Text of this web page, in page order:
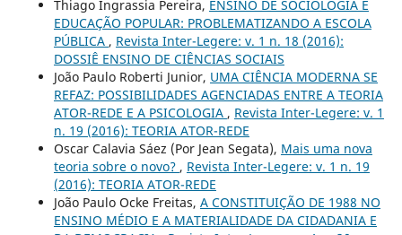
Thiago Ingrassia Pereira, ENSINO DE SOCIOLOGIA E
EDUCAÇÃO POPULAR: PROBLEMATIZANDO A ESCOLA
PÚBLICA , Revista Inter-Legere: v. 1 n. 18 (2016):
DOSSIÊ ENSINO DE CIÊNCIAS SOCIAIS
João Paulo Roberti Junior, UMA CIÊNCIA MODERNA SE
REFAZ: POSSIBILIDADES AGENCIADAS ENTRE A TEORIA
ATOR-REDE E A PSICOLOGIA , Revista Inter-Legere: v. 1
n. 19 (2016): TEORIA ATOR-REDE
Oscar Calavia Sáez (Por Jean Segata), Mais uma nova
teoria sobre o novo? , Revista Inter-Legere: v. 1 n. 19
(2016): TEORIA ATOR-REDE
João Paulo Ocke Freitas, A CONSTITUIÇÃO DE 1988 NO
ENSINO MÉDIO E A MATERIALIDADE DA CIDADANIA E